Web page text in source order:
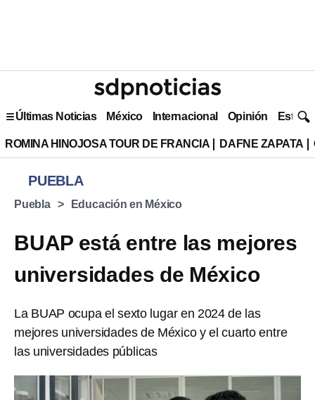
Últimas Noticias México Internacional Opinión Estilo
ROMINA HINOJOSA TOUR DE FRANCIA DAFNE ZAPATA
PUEBLA
Puebla Educación en México
BUAP está entre las mejores
universidades de México
La BUAP ocupa el sexto lugar en 2024 de las
mejores universidades de México y el cuarto entre
las universidades públicas